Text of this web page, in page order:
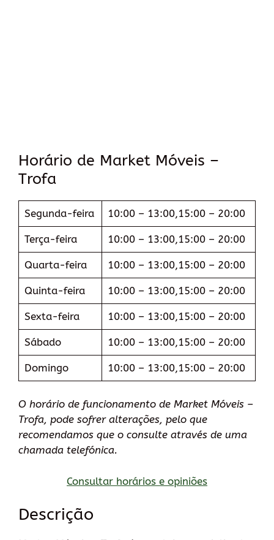
Horário de Market Móveis –
Trofa
Segunda-feira 10:00 – 13:00,15:00 – 20:00
Terça-feira 10:00 – 13:00,15:00 – 20:00
Quarta-feira 10:00 – 13:00,15:00 – 20:00
Quinta-feira 10:00 – 13:00,15:00 – 20:00
Sexta-feira 10:00 – 13:00,15:00 – 20:00
Sábado 10:00 – 13:00,15:00 – 20:00
Domingo 10:00 – 13:00,15:00 – 20:00
O horário de funcionamento de Market Móveis –
Trofa, pode sofrer alterações, pelo que
recomendamos que o consulte através de uma
chamada telefónica.
Consultar horários e opiniões
Descrição